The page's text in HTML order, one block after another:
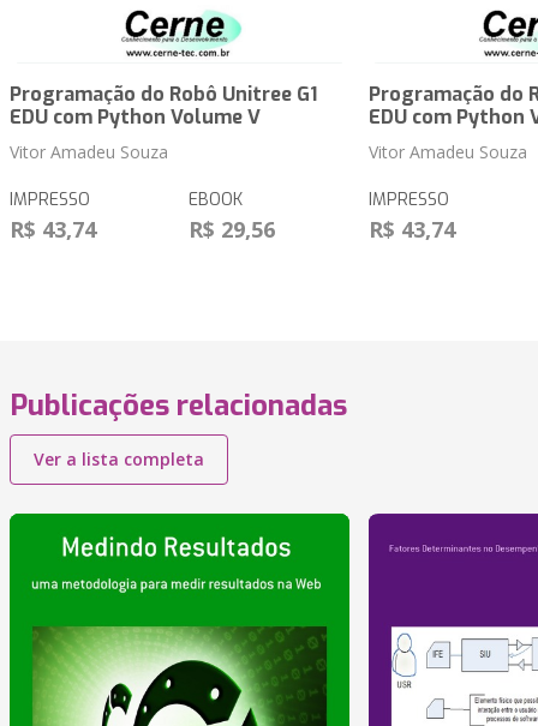
Programação do Robô Unitree G1
EDU com Python Volume V
Vitor Amadeu Souza
IMPRESSO
R$ 43,74
EBOOK
R$ 29,56
Programação do
EDU com Python
Vitor Amadeu Souza
IMPRESSO
R$ 43,74
Publicações relacionadas
Ver a lista completa